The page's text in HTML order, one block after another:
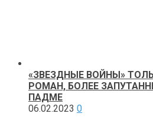
«ЗВЕЗДНЫЕ ВОЙНЫ»
РОМАН, БОЛЕЕ
ПАДМЕ
06.02.2023 0